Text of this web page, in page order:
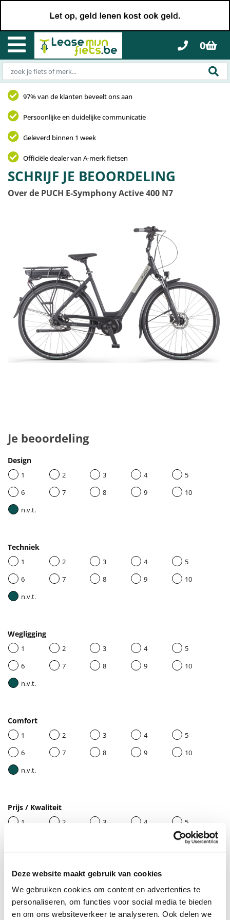
Deze website maakt gebruik van cookies
We gebruiken cookies om content en advertenties te
personaliseren, om functies voor social media te bieden
en om ons websiteverkeer te analyseren. Ook delen we
0
97% van de klanten beveelt ons aan
Persoonlijke en duidelijke communicatie
Geleverd binnen 1 week
Officiële dealer van A-merk fietsen
SCHRIJF JE BEOORDELING
Over de PUCH E-Symphony Active 400 N7
Je beoordeling
Design
1 2 3 4
5
6
7 8 9
10
n.v.t.
Techniek
1 2 3 4
5
6
7 8 9
10
n.v.t.
Wegligging
1 2 3 4
5
6
7 8 9
10
n.v.t.
Comfort
1 2 3 4
5
6
7 8 9
10
n.v.t.
Prijs / Kwaliteit
1 2 3 4
5
10
Geef je beoordeling een titel